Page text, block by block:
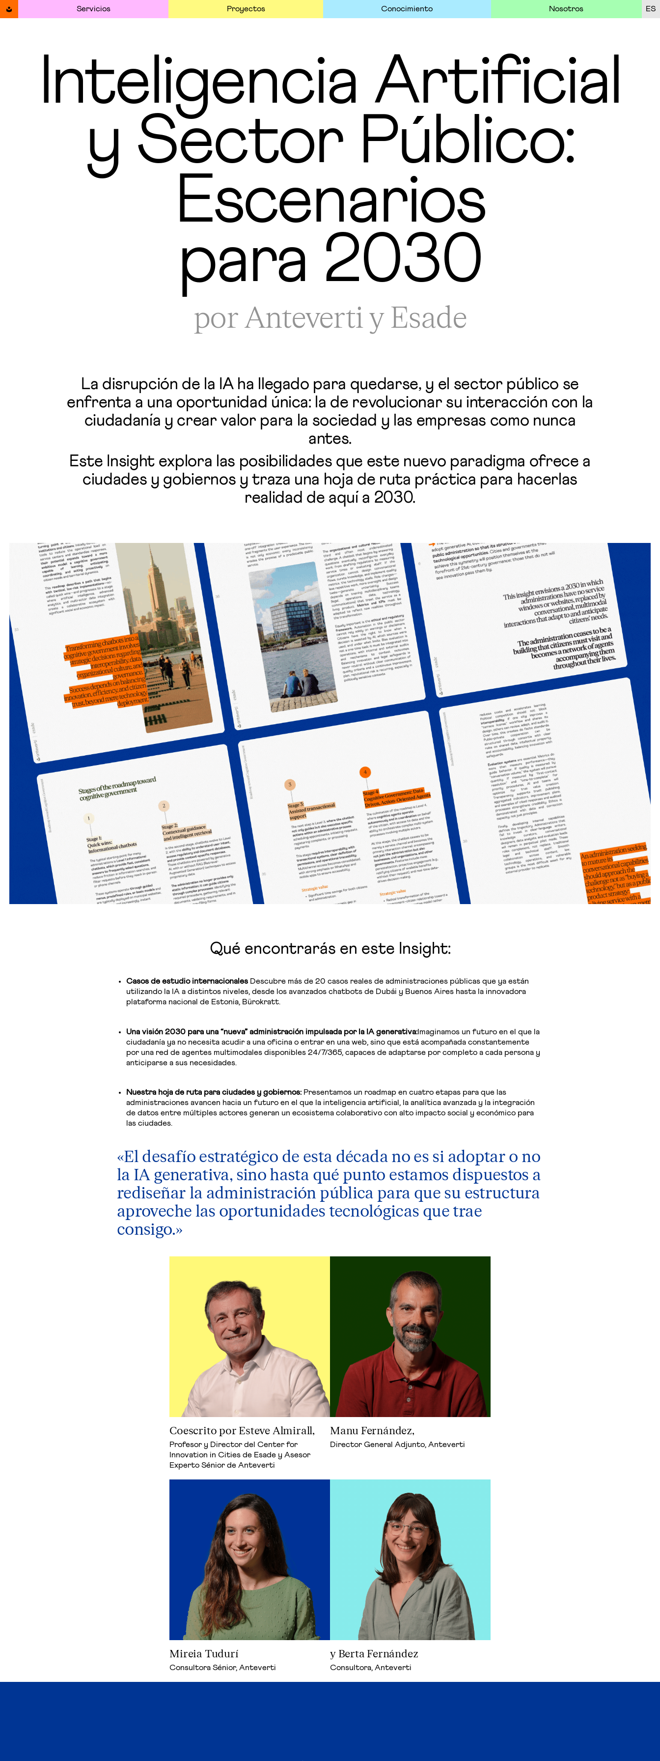
ES
Servicios Proyectos Conocimiento Nosotros
Inteligencia Artificial
y Sector Público:
Escenarios
para 2030
por Anteverti y Esade
La disrupción de la IA ha llegado para quedarse, y el sector público se
enfrenta a una oportunidad única: la de revolucionar su interacción con la
ciudadanía y crear valor para la sociedad y las empresas como nunca
antes.
Este Insight explora las posibilidades que este nuevo paradigma ofrece a
ciudades y gobiernos y traza una hoja de ruta práctica para hacerlas
realidad de aquí a 2030.
Qué encontrarás en este Insight:
Casos de estudio internacionalesDescubre más de 20 casos reales de administraciones públicas que ya están
utilizando la IA a distintos niveles, desde los avanzados chatbots de Dubái y Buenos Aires hasta la innovadora
plataforma nacional de Estonia, Bürokratt.
Una visión 2030 para una “nueva” administración impulsada por la IA generativa:Imaginamos un futuro en el que la
ciudadanía ya no necesita acudir a una oficina o entrar en una web, sino que está acompañada constantemente
por una red de agentes multimodales disponibles 24/7/365, capaces de adaptarse por completo a cada persona y
anticiparse a sus necesidades.
Nuestra hoja de ruta para ciudades y gobiernos:Presentamos un roadmap en cuatro etapas para que las
administraciones avancen hacia un futuro en el que la inteligencia artificial, la analítica avanzada y la integración
de datos entre múltiples actores generan un ecosistema colaborativo con alto impacto social y económico para
las ciudades.
«El desafío estratégico de esta década no es si adoptar o no
la IA generativa, sino hasta qué punto estamos dispuestos a
rediseñar la administración pública para que su estructura
aproveche las oportunidades tecnológicas que trae
consigo.»
Coescrito por Esteve Almirall,
Profesor y Director del Center for
Innovation in Cities de Esade y Asesor
Experto Sénior de Anteverti
Manu Fernández,
Director General Adjunto, Anteverti
Mireia Tudurí
Consultora Sénior, Anteverti
y Berta Fernández
Consultora, Anteverti